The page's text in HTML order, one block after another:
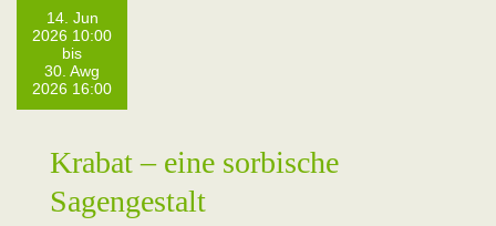
14. Jun
2026 10:00
bis
30. Awg
2026 16:00
Krabat – eine sorbische
Sagengestalt